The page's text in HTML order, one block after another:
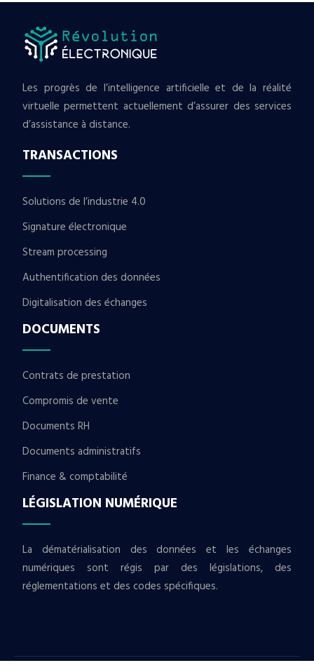
Les progrès de l’intelligence artificielle et de la réalité
virtuelle permettent actuellement d’assurer des services
d’assistance à distance.
TRANSACTIONS
Solutions de l’industrie 4.0
Signature électronique
Stream processing
Authentification des données
Digitalisation des échanges
DOCUMENTS
Contrats de prestation
Compromis de vente
Documents RH
Documents administratifs
Finance & comptabilité
LÉGISLATION NUMÉRIQUE
La dématérialisation des données et les échanges
numériques sont régis par des législations, des
réglementations et des codes spécifiques.